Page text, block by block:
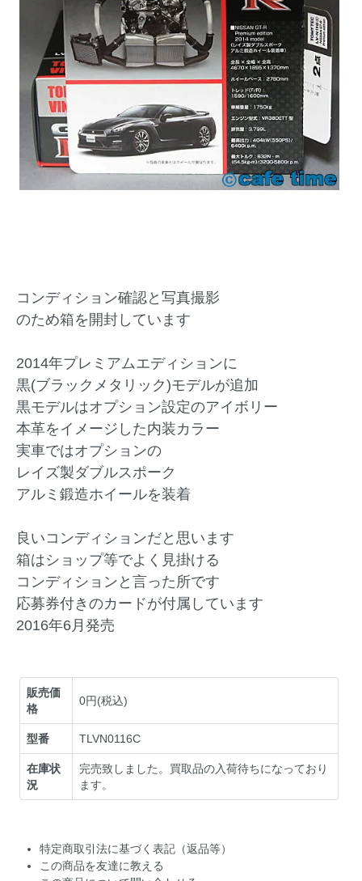
コンディション確認と写真撮影
のため箱を開封しています
2014年プレミアムエディションに
黒(ブラックメタリック)モデルが追加
黒モデルはオプション設定のアイボリー
本革をイメージした内装カラー
実車ではオプションの
レイズ製ダブルスポーク
アルミ鍛造ホイールを装着
良いコンディションだと思います
箱はショップ等でよく見掛ける
コンディションと言った所です
応募券付きのカードが付属しています
2016年6月発売
販売価
格
0円(税込)
型番 TLVN0116C
在庫状
況
完売致しました。買取品の入荷待ちになっており
ます。
特定商取引法に基づく表記（返品等）
この商品を友達に教える